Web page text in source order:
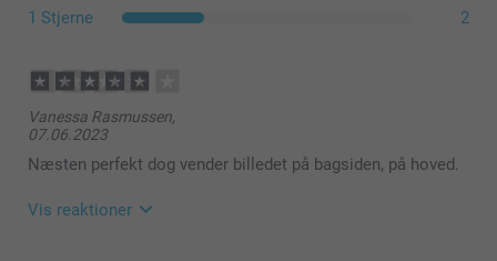
1 Stjerne
2
Vanessa Rasmussen,
07.06.2023
Næsten perfekt dog vender billedet på bagsiden, på hoved.
Vis reaktioner